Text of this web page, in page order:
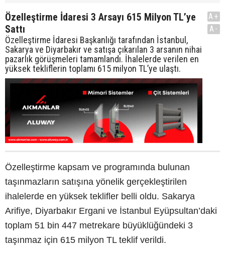
Özelleştirme İdaresi 3 Arsayı 615 Milyon TL’ye
Sattı
Özelleştirme İdaresi Başkanlığı tarafından İstanbul,
Sakarya ve Diyarbakır ve satışa çıkarılan 3 arsanın nihai
pazarlık görüşmeleri tamamlandı. İhalelerde verilen en
yüksek tekliflerin toplamı 615 milyon TL’ye ulaştı.
A+
A-
Özelleştirme kapsam ve programında bulunan
taşınmazların satışına yönelik gerçekleştirilen
ihalelerde en yüksek teklifler belli oldu. Sakarya
Arifiye, Diyarbakır Ergani ve İstanbul Eyüpsultan’daki
toplam 51 bin 447 metrekare büyüklüğündeki 3
taşınmaz için 615 milyon TL teklif verildi.